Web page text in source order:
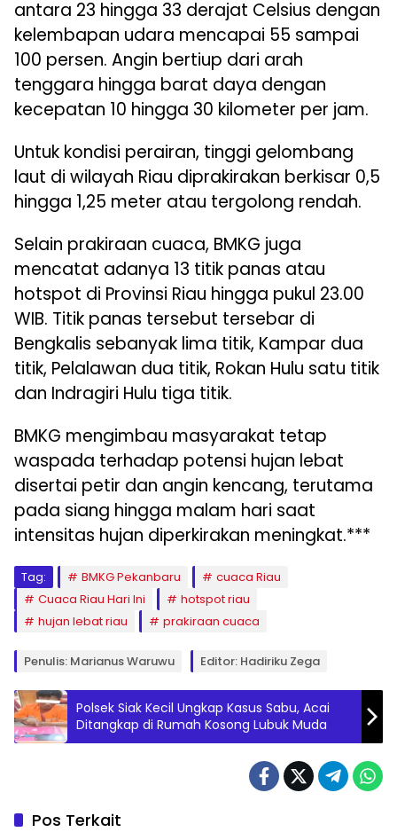
antara 23 hingga 33 derajat Celsius dengan
kelembapan udara mencapai 55 sampai
100 persen. Angin bertiup dari arah
tenggara hingga barat daya dengan
kecepatan 10 hingga 30 kilometer per jam.
Untuk kondisi perairan, tinggi gelombang
laut di wilayah Riau diprakirakan berkisar 0,5
hingga 1,25 meter atau tergolong rendah.
Selain prakiraan cuaca, BMKG juga
mencatat adanya 13 titik panas atau
hotspot di Provinsi Riau hingga pukul 23.00
WIB. Titik panas tersebut tersebar di
Bengkalis sebanyak lima titik, Kampar dua
titik, Pelalawan dua titik, Rokan Hulu satu titik
dan Indragiri Hulu tiga titik.
BMKG mengimbau masyarakat tetap
waspada terhadap potensi hujan lebat
disertai petir dan angin kencang, terutama
pada siang hingga malam hari saat
intensitas hujan diperkirakan meningkat.***
Tag: BMKG Pekanbaru
cuaca Riau
Cuaca Riau Hari Ini
hotspot riau
hujan lebat riau
prakiraan cuaca
Penulis: Marianus Waruwu Editor: Hadiriku Zega
Polsek Siak Kecil Ungkap Kasus Sabu, Acai
Ditangkap di Rumah Kosong Lubuk Muda
Pos Terkait